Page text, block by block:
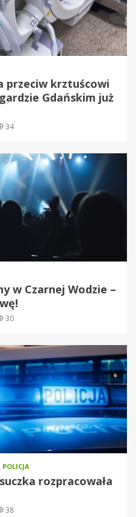
przeciw krztuścowi
Gdańskim już
34
w Czarnej Wodzie –
30
POLICJA
rozpracowała
38